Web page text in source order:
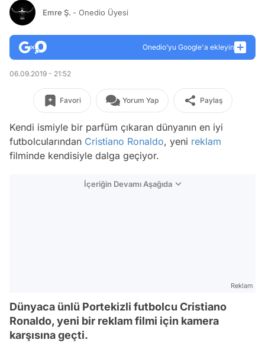
Emre Ş. - Onedio Üyesi
Onedio’yu Google'a ekleyin
06.09.2019 - 21:52
Favori Yorum Yap Paylaş
Kendi ismiyle bir parfüm çıkaran dünyanın en iyi
futbolcularından Cristiano Ronaldo, yeni reklam
filminde kendisiyle dalga geçiyor.
İçeriğin Devamı Aşağıda
Reklam
Dünyaca ünlü Portekizli futbolcu Cristiano
Ronaldo, yeni bir reklam filmi için kamera
karşısına geçti.